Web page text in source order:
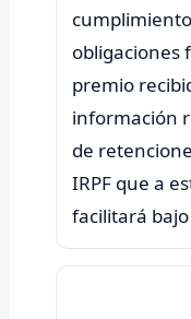
obligaciones
premio
información
de
IRPF que a